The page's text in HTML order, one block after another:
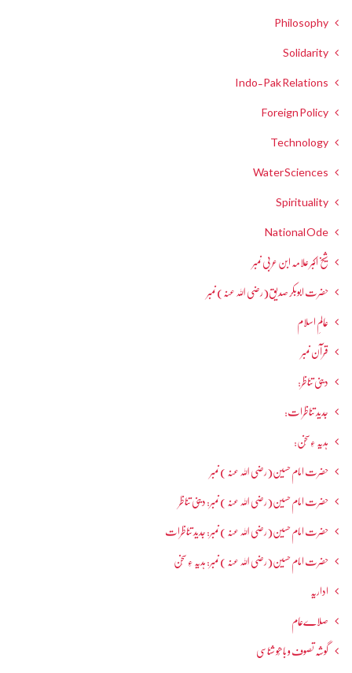
Philosophy
Solidarity
Indo-Pak Relations
Foreign Policy
Technology
Water Sciences
Spirituality
National Ode
شیخ اکبر علامہ ابن عربی نمبر
حضرت ابوبکر صدیق(رضی اللہ عنہ) نمبر
عالمِ اسلام
قرآن نمبر
دینی تناظر:
جدید تناظرات:
ہدیہ ءِسُخن:
حضرت امام حسین(رضی اللہ عنہ ) نمبر
حضرت امام حسین(رضی اللہ عنہ ) نمبر: دینی تناظر
حضرت امام حسین(رضی اللہ عنہ ) نمبر: جدید تناظرات
حضرت امام حسین(رضی اللہ عنہ ) نمبر: ہدیہ ءِ سُخن
اداریہ
صلاےعام
گوشہ تصوف و باھُو شناسی